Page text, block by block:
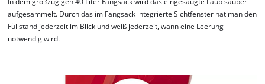
to the list of technologies used.
Powered byUsercentrics Consent
aufgesammelt. Durch das im Fangsack integrierte Sichtfenster hat man den
Füllstand jederzeit im Blick und weiß jederzeit, wann eine Leerung
notwendig wird.